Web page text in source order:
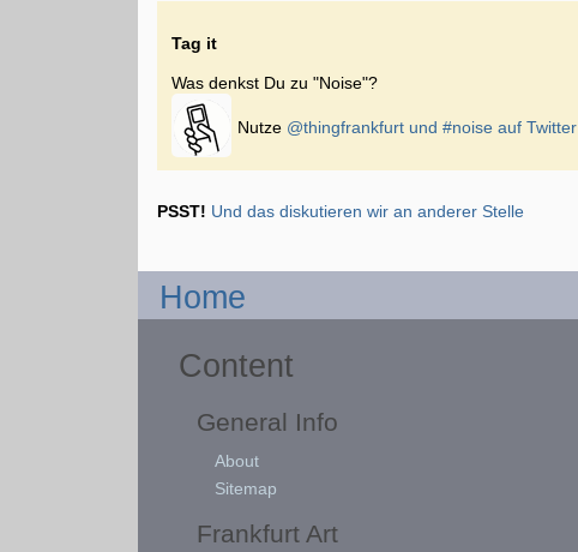
Tag it
Was denkst Du zu "Noise"?
Nutze @thingfrankfurt und#noise auf Twitter
PSST! Und das diskutieren wir an anderer Stelle
Home
Content
General Info
About
Sitemap
Frankfurt Art